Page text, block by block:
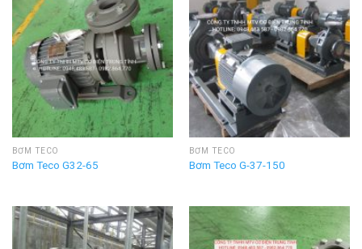
BƠM TECO
Bơm Teco G32-65
BƠM TECO
Bơm Teco G-37-150